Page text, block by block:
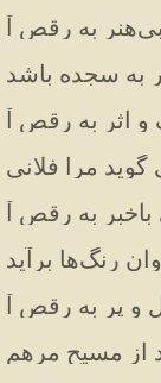
آ
به سجده باشد
اثر به رقص آ
مرا فلانی
برآید
از مسیح مرهم